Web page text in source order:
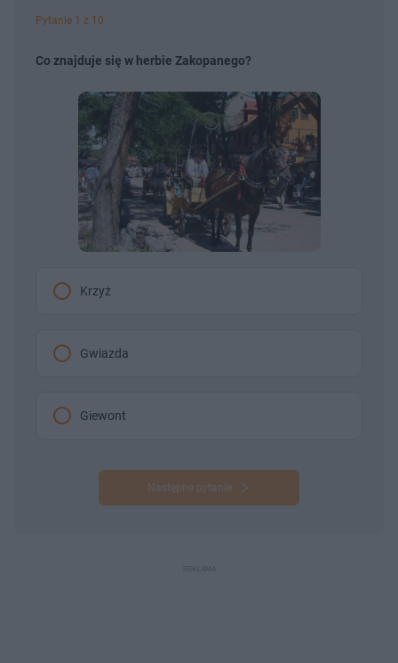
Pytanie 1 z 10
Co znajduje się w herbie Zakopanego?
Krzyż
Gwiazda
Giewont
Następne pytanie